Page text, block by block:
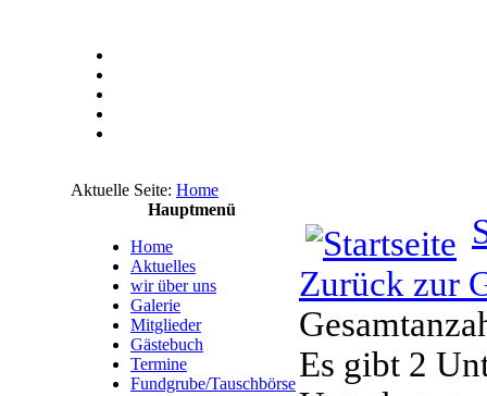
Aktuelle Seite: Home
Hauptmenü
Home
Aktuelles
wir über uns
Galerie
Mitglieder
Gästebuch
Termine
Fundgrube/Tauschbörse
Zurück zur
Es gibt 2